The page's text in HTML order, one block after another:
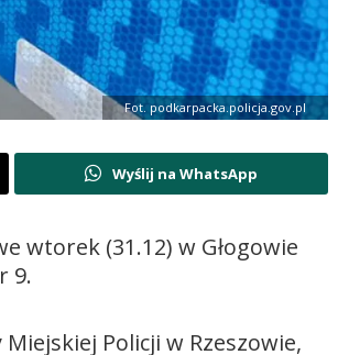
Fot. podkarpacka.policja.gov.pl
Wyślij na WhatsApp
wtorek (31.12) w Głogowie
9.
Policji w Rzeszowie,